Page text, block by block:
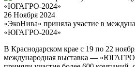
26 Ноября 2024
«ЭкоНива» приняла участие в
«ЮГАГРО-2024»
В Краснодарском крае с 19 по 22
международная выставка —